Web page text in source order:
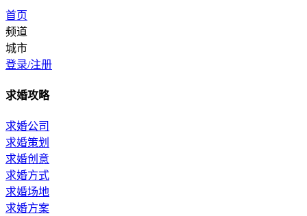
首页
频道
城市
登录/注册
求婚攻略
求婚公司
求婚策划
求婚创意
求婚方式
求婚场地
求婚方案